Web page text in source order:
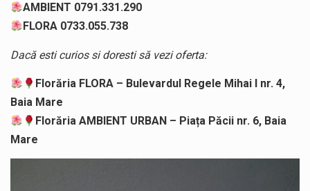
AMBIENT 0791.331.290
FLORA 0733.055.738
Dacă esti curios si doresti să vezi oferta:
Florăria FLORA – Bulevardul Regele Mihai I nr. 4,
Baia Mare
Florăria AMBIENT URBAN – Piața Păcii nr. 6, Baia
Mare